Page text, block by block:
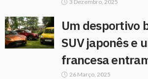
3 Dezembro, 2025
Um desportivo
SUV japonês e
francesa
26 Março, 2025